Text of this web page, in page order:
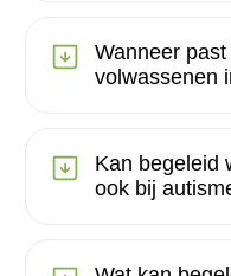
Wanneer
volwassenen
Kan begeleid
ook bij